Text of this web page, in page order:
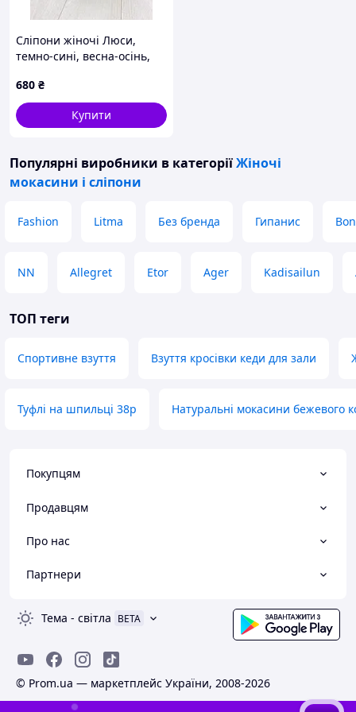
В наявності великий асортимент взуття.
Літо, весна, осінь, зима, починаючи від
шльопанців і закінчуючи зимовими
чоботами.
Сліпони жіночі Люси,
темно-сині, весна-осінь,
37
680 ₴
Купити
Популярні виробники в категоріїЖіночі
мокасини і сліпони
Fashion Litma Без бренда Гипанис
NN Allegret Etor Ager Kadisailun
ТОП теги
Спортивне взуття Взуття кросівки кеди для зали
Туфлі на шпильці 38р Натуральні мокасини бежевого
Покупцям
Продавцям
Про нас
Партнери
Тема - світла BETA
© Prom.ua — маркетплейс України, 2008-2026